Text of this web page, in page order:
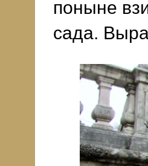
поныне
сада.